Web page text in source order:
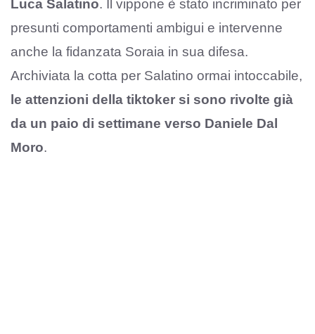
Luca Salatino. Il vippone è stato incriminato per
presunti comportamenti ambigui e intervenne
anche la fidanzata Soraia in sua difesa.
Archiviata la cotta per Salatino ormai intoccabile,
le attenzioni della tiktoker si sono rivolte già
da un paio di settimane verso Daniele Dal
Moro.